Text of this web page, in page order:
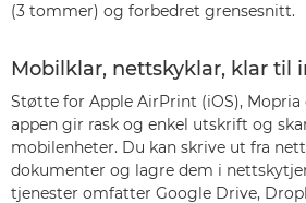
(3 tommer) og forbedret grensesnitt.
Mobilklar, nettskyklar, klar til
Støtte for Apple AirPrint (iOS), Mopria
appen gir rask og enkel utskrift og
mobilenheter. Du kan skrive ut fra
dokumenter og lagre dem i
tjenester omfatter Google Drive,